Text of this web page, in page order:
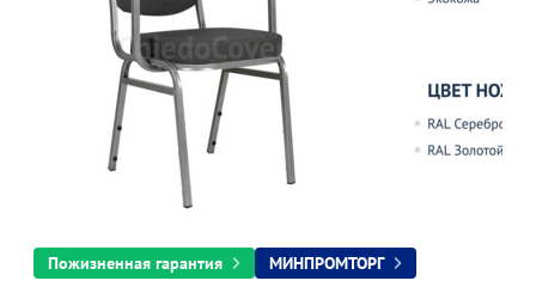
Пожизненная гарантия МИНПРОМТОРГ